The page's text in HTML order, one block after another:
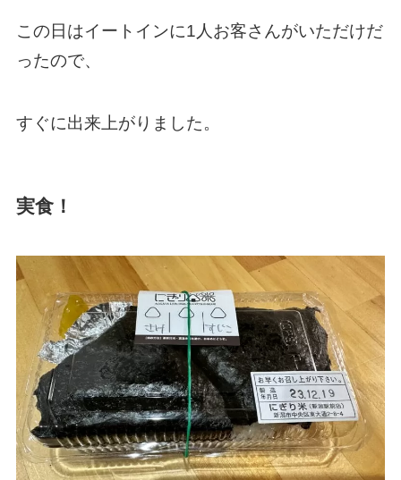
この日はイートインに1人お客さんがいただけだ
ったので、
すぐに出来上がりました。
実食！